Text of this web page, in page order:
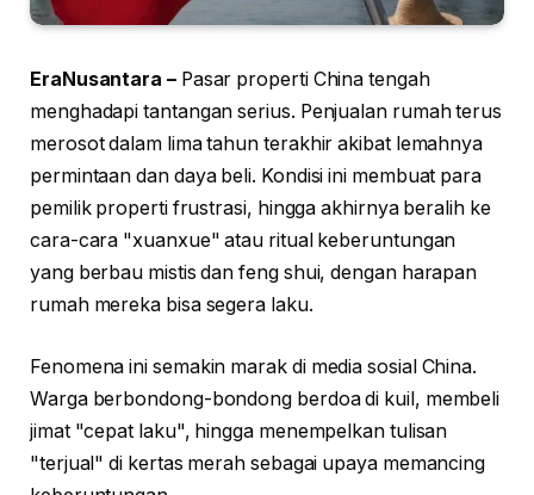
EraNusantara –Pasar properti China tengah
menghadapi tantangan serius. Penjualan rumah terus
merosot dalam lima tahun terakhir akibat lemahnya
permintaan dan daya beli. Kondisi ini membuat para
pemilik properti frustrasi, hingga akhirnya beralih ke
cara-cara "xuanxue" atau ritual keberuntungan
yang berbau mistis dan feng shui, dengan harapan
rumah mereka bisa segera laku.
Fenomena ini semakin marak di media sosial China.
Warga berbondong-bondong berdoa di kuil, membeli
jimat "cepat laku", hingga menempelkan tulisan
"terjual" di kertas merah sebagai upaya memancing